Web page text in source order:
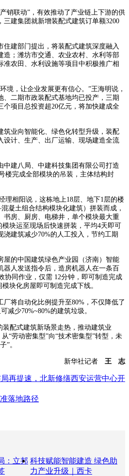
联动”，有效推动了产业链上下游的供
三建集团就新增装配式建筑订单额3200
建部门提出，将装配式建筑深度融入
造；潍坊市交通、农业农村、水利等部
准农田、水利设施等项目中积极推广相
，让企业发展更有信心。”王海明说，
、二期市政装配式基地均已投产，三期
个项目总投资超20亿元，将加快建成全
业向智能化、绿色化转型升级，装配
设计、生产、出厂运输、现场建造全流
建八局、中建科技集团有限公司打造
楼完成全部模块的吊装，主体结构封
相阳说，这栋地上18层、地下1层的楼
凝土组合结构模块化建筑）拼装而成，
书房、厨房、电梯井，单个模块最大重
块运至现场后快速拼装，平均4天即可
浇建筑减少70%的人工投入，节约工期
的中国建筑绿色产业园（济南）智能
器人发送指令后，造房机器人在一条百
协同作业，仅需 12分钟，即可制造完成
块化房屋即可制造完成下线。
将自动化比例提升至80%，不仅降低了
减少70%~80%的建筑垃圾。
配式建筑新场景走热，推动建筑业
“劳动密集型”向“技术密集型”转型，未
”。
新华社记者 王 志
再提速，北新修缮西安运营中心开
落地路径
：立邦 科技赋能智能建造 绿色助
力产业升级｜西卡